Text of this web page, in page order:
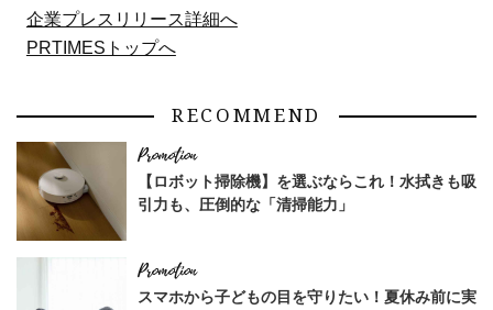
企業プレスリリース詳細へ
PRTIMESトップへ
RECOMMEND
【ロボット掃除機】を選ぶならこれ！水拭きも吸
引力も、圧倒的な「清掃能力」
スマホから子どもの目を守りたい！夏休み前に実